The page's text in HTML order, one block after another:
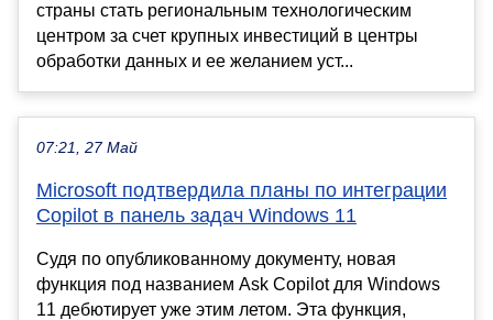
страны стать региональным технологическим
центром за счет крупных инвестиций в центры
обработки данных и ее желанием уст...
07:21, 27 Май
Microsoft подтвердила планы по интеграции
Copilot в панель задач Windows 11
Судя по опубликованному документу, новая
функция под названием Ask Copilot для Windows
11 дебютирует уже этим летом. Эта функция,